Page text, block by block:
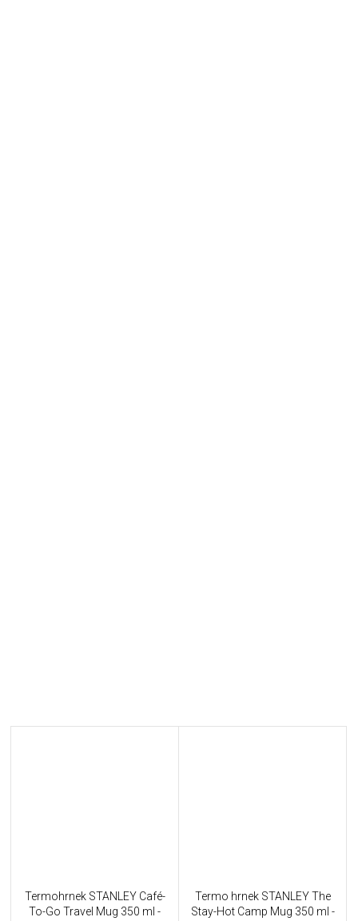
Termohrnek STANLEY Café-
To-Go Travel Mug 350 ml -
Termo hrnek STANLEY The
Stay-Hot Camp Mug 350 ml -